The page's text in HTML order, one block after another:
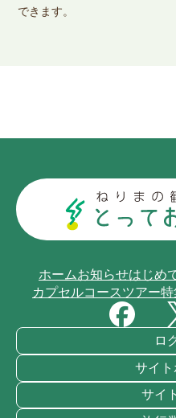
できます。
ホームお知らせはじめ
カプセルコースツアー
ロ
サイ
サイ